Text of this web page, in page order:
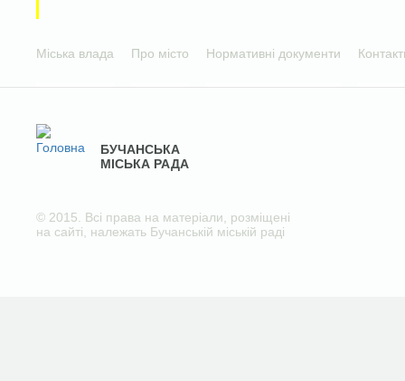
Міська влада Про місто Нормативні документи
БУЧАНСЬКА
МІСЬКА РАДА
© 2015. Всі права на матеріали, розміщені
на сайті, належать Бучанській міській раді